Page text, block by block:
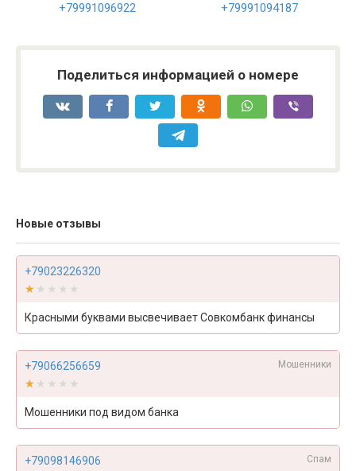
+79991096922
+79991094187
Поделиться информацией о номере
Новые отзывы
+79023226320
★★★★★
★★★★★
Красными буквами высвечивает Совкомбанк финансы
+79066256659 Мошенники
★★★★★
★★★★★
Мошенники под видом банка
+79098146906 Спам